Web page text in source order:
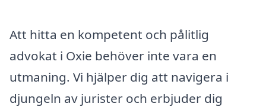
Att hitta en kompetent och pålitlig
advokat i Oxie behöver inte vara en
utmaning. Vi hjälper dig att navigera i
djungeln av jurister och erbjuder dig